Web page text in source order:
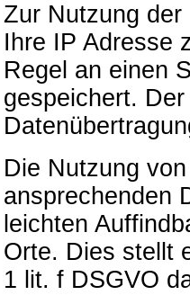
Zur Nutzung
Ihre IP Adresse
Regel an einen
gespeichert.
Die Nutzung
ansprechenden
leichten
Orte. Dies stellt
1 lit. f DSGVO